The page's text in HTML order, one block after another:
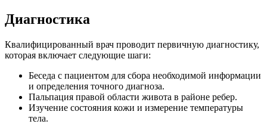
Диагностика
Квалифицированный врач проводит первичную диагностику,
которая включает следующие шаги:
Беседа с пациентом для сбора необходимой информации
и определения точного диагноза.
Пальпация правой области живота в районе ребер.
Изучение состояния кожи и измерение температуры
тела.